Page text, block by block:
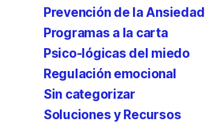
Prevención de la Ansiedad
Programas a la carta
Psico-lógicas del miedo
Regulación emocional
Sin categorizar
Soluciones y Recursos